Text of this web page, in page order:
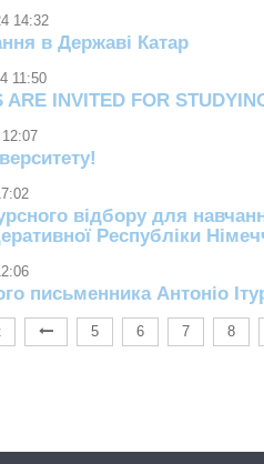
14:32
в Державі Катар
11:50
ARE INVITED FOR
12:07
відбору для
Республіки
письменника Антоніо
5 6 7 8